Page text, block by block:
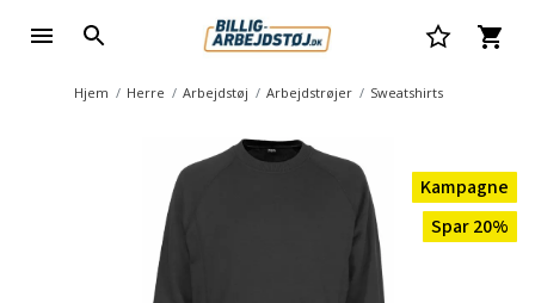
Hjem Herre Arbejdstøj Arbejdstrøjer Sweatshirts
Kampagne
Spar 20%